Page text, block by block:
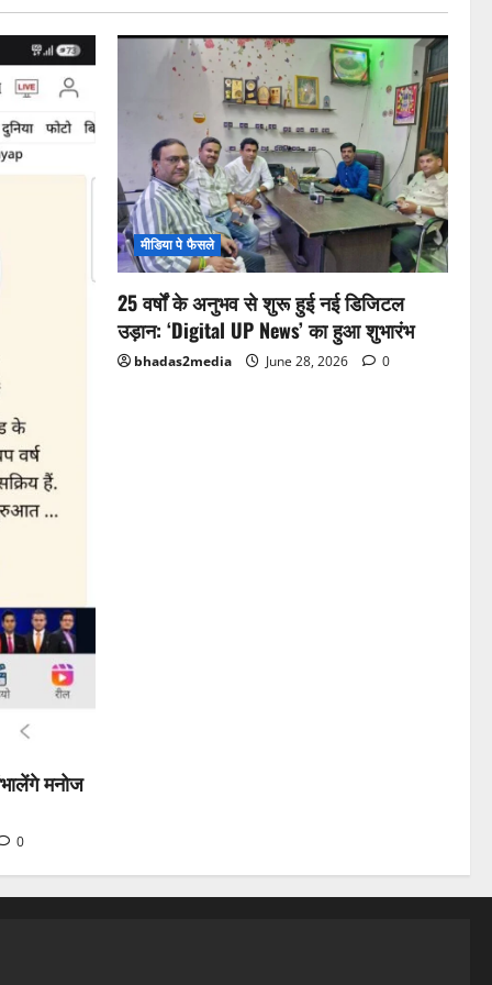
मनोज
0
मीडिया पे फैसले
25 वर्षों के अनुभव से शुरू हुई नई डिजिटल
उड़ान: ‘Digital UP News’ का हुआ शुभारंभ
bhadas2media June 28, 2026 0